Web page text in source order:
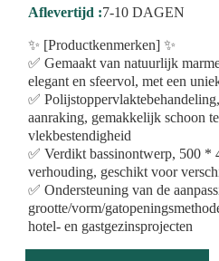
Aflevertijd :7-10 DAGEN
✨ [Productkenmerken] ✨
✅ Gemaakt van natuurlijk
elegant en sfeervol, met een
✅
aanraking, gemakkelijk schoon
vlekbestendigheid
✅ Verdikt bassinontwerp, 500 *
verhouding, geschikt voor
✅ Ondersteuning van de
grootte/vorm/
hotel- en gastgezinsprojecten